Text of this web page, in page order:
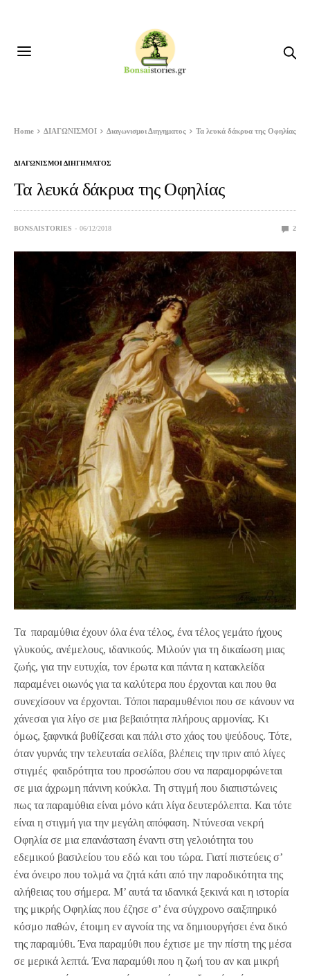
Home ΔΙΑΓΩΝΙΣΜΟΙ Διαγωνισμοι Διηγηματος Τα λευκά δάκρυα της Οφηλίας
ΔΙΑΓΩΝΙΣΜΟΙ ΔΙΗΓΗΜΑΤΟΣ
Τα λευκά δάκρυα της Οφηλίας
BONSAISTORIES 06/12/2018 2
Τα παραμύθια έχουν όλα ένα τέλος, ένα τέλος γεμάτο ήχους
γλυκούς, ανέμελους, ιδανικούς. Μιλούν για τη δικαίωση μιας
ζωής, για την ευτυχία, τον έρωτα και πάντα η κατακλείδα
παραμένει οιωνός για τα καλύτερα που έρχονται και που θα
συνεχίσουν να έρχονται. Τόποι παραμυθένιοι που σε κάνουν να
χάνεσαι για λίγο σε μια βεβαιότητα πλήρους αρμονίας. Κι
όμως, ξαφνικά βυθίζεσαι και πάλι στο χάος του ψεύδους. Τότε,
όταν γυρνάς την τελευταία σελίδα, βλέπεις την πριν από λίγες
στιγμές φαιδρότητα του προσώπου σου να παραμορφώνεται
σε μια άχρωμη πάνινη κούκλα. Τη στιγμή που διαπιστώνεις
πως τα παραμύθια είναι μόνο κάτι λίγα δευτερόλεπτα. Και τότε
είναι η στιγμή για την μεγάλη απόφαση. Ντύνεσαι νεκρή
Οφηλία σε μια επανάσταση έναντι στη γελοιότητα του
εδεμικού βασιλείου του εδώ και του τώρα. Γιατί πιστεύεις σ’
ένα όνειρο που τολμά να ζητά κάτι από την παροδικότητα της
αλήθειας του σήμερα. Μ’ αυτά τα ιδανικά ξεκινά και η ιστορία
της μικρής Οφηλίας που έζησε σ’ ένα σύγχρονο σαιξπηρικό
κόσμο παθών, έτοιμη εν αγνοία της να δημιουργήσει ένα δικό
της παραμύθι. Ένα παραμύθι που έχτισε με την πίστη της μέσα
σε μερικά λεπτά. Ένα παραμύθι που η ζωή του αν και μικρή